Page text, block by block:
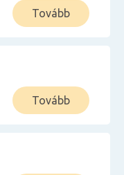
Tovább
Tovább